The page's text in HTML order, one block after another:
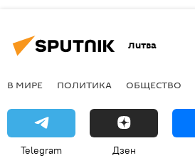
Литва
В МИРЕ ПОЛИТИКА ОБЩЕСТВО
Telegram Дзен